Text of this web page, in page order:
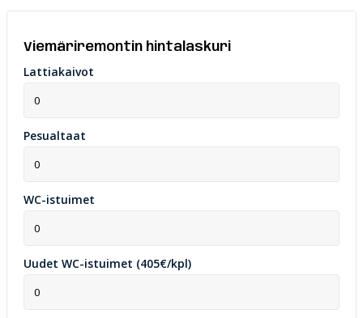
Viemäriremontin hintalaskuri
Lattiakaivot
Pesualtaat
WC-istuimet
Uudet WC-istuimet (405€/kpl)